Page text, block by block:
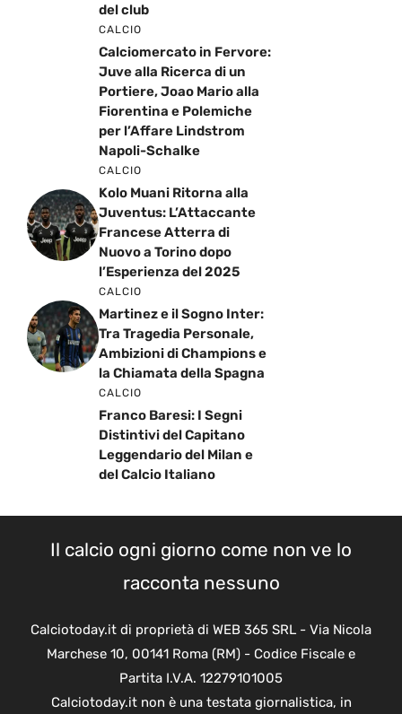
del club
CALCIO
Calciomercato in Fervore:
Juve alla Ricerca di un
Portiere, Joao Mario alla
Fiorentina e Polemiche
per l’Affare Lindstrom
Napoli-Schalke
CALCIO
Kolo Muani Ritorna alla
Juventus: L’Attaccante
Francese Atterra di
Nuovo a Torino dopo
l’Esperienza del 2025
CALCIO
Martinez e il Sogno Inter:
Tra Tragedia Personale,
Ambizioni di Champions e
la Chiamata della Spagna
CALCIO
Franco Baresi: I Segni
Distintivi del Capitano
Leggendario del Milan e
del Calcio Italiano
Il calcio ogni giorno come non ve lo
racconta nessuno
Calciotoday.it di proprietà di WEB 365 SRL - Via Nicola
Marchese 10, 00141 Roma (RM) - Codice Fiscale e
Partita I.V.A. 12279101005
Calciotoday.it non è una testata giornalistica, in